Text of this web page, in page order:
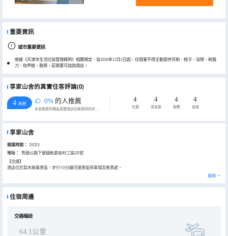
重要資訊
城市重要資訊
根據《天津市生活垃圾管理條例》相關規定，自2020年12月1日起，住宿業不得主動提供牙刷、梳子、浴擦、剃鬚
刀、指甲銼、鞋擦，若需要可諮詢酒店。
享家山舍的真實住客評論(0)
4 /5分 0% 的人推薦
永安旅遊評價由真實酒店住客提供的評價。
4
位置
4
清潔度
4
服務
4
設施
享家山舍
開業時間： 2023
地址：
馬營公路下營鎮船倉峪村三區22號
【交通】
酒店位於梨木颱風景區，步行10分鐘可達景區停車場及售票處。
展開
住宿周邊
交通樞紐
64.1公里